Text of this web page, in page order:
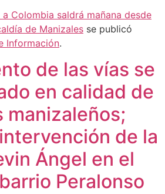
a Colombia saldrá mañana desde
de Manizales se publicó
Información.
de las vías se
en calidad de
manizaleños;
de la
Ángel en el
Peralonso